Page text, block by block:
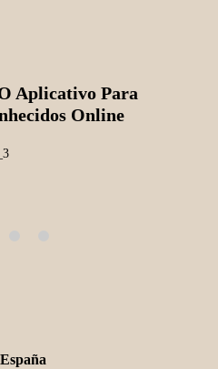
Aplicativo Para
Online